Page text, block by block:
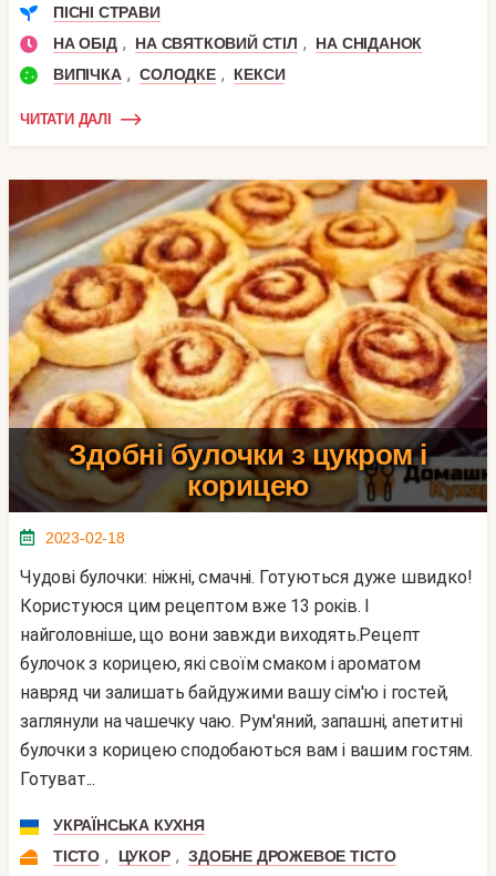
ПІСНІ СТРАВИ
НА ОБІД , НА СВЯТКОВИЙ СТІЛ ,
НА СНІДАНОК
ВИПІЧКА , СОЛОДКЕ , КЕКСИ
ЧИТАТИ ДАЛІ
Здобні булочки з цукром і
корицею
2023-02-18
Чудові булочки: ніжні, смачні. Готуються дуже швидко!
Користуюся цим рецептом вже 13 років. І
найголовніше, що вони завжди виходять.Рецепт
булочок з корицею, які своїм смаком і ароматом
навряд чи залишать байдужими вашу сім'ю і гостей,
заглянули на чашечку чаю. Рум'яний, запашні, апетитні
булочки з корицею сподобаються вам і вашим гостям.
Готуват...
УКРАЇНСЬКА КУХНЯ
ТІСТО , ЦУКОР , ЗДОБНЕ ДРОЖЕВОЕ ТІСТО